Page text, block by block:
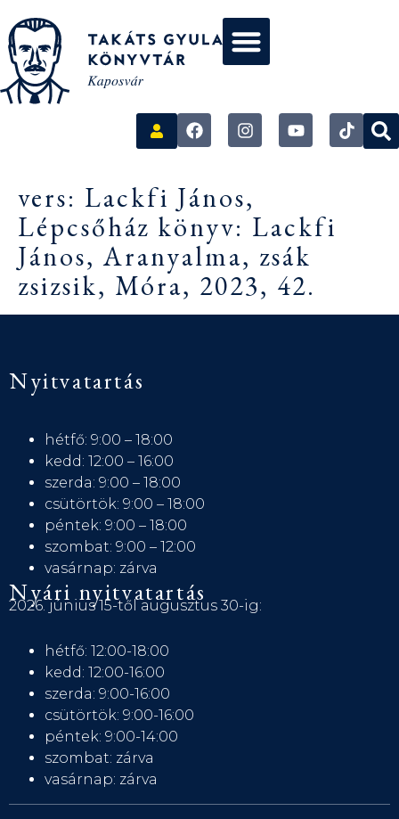
vers: Lackfi János,
Lépcsőház könyv: Lackfi
János, Aranyalma, zsák
zsizsik, Móra, 2023, 42.
Nyitvatartás
hétfő: 9:00 – 18:00
kedd: 12:00 – 16:00
szerda: 9:00 – 18:00
csütörtök: 9:00 – 18:00
péntek: 9:00 – 18:00
szombat: 9:00 – 12:00
vasárnap: zárva
Nyári nyitvatartás
2026. június 15-től augusztus 30-ig:
hétfő: 12:00-18:00
kedd: 12:00-16:00
szerda: 9:00-16:00
csütörtök: 9:00-16:00
péntek: 9:00-14:00
szombat: zárva
vasárnap: zárva